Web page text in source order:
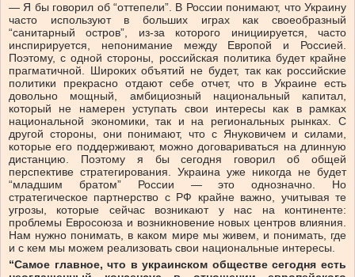
— Я бы говорил об “оттепели”. В России понимают, что Украину
часто используют в больших играх как своеобразный
“санитарный остров”, из-за которого инициируется, часто
инспирируется, непонимание между Европой и Россией.
Поэтому, с одной стороны, российская политика будет крайне
прагматичной. Широких объятий не будет, так как российские
политики прекрасно отдают себе отчет, что в Украине есть
довольно мощный, амбициозный национальный капитал,
который не намерен уступать свои интересы как в рамках
национальной экономики, так и на региональных рынках. С
другой стороны, они понимают, что с Януковичем и силами,
которые его поддерживают, можно договариваться на длинную
дистанцию. Поэтому я бы сегодня говорил об общей
перспективе стратегирования. Украина уже никогда не будет
“младшим братом” России — это однозначно. Но
стратегическое партнерство с РФ крайне важно, учитывая те
угрозы, которые сейчас возникают у нас на континенте:
проблемы Евросоюза и возникновение новых центров влияния.
Нам нужно понимать, в каком мире мы живем, и понимать, где
и с кем мы можем реализовать свои национальные интересы.
“Самое главное, что в украинском обществе сегодня есть